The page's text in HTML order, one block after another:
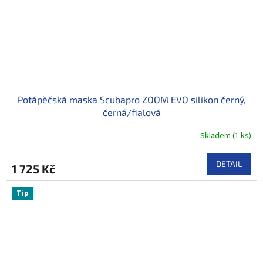
Potápěčská maska Scubapro ZOOM EVO silikon černý,
černá/fialová
Skladem (1 ks)
1 725 Kč DETAIL
Tip